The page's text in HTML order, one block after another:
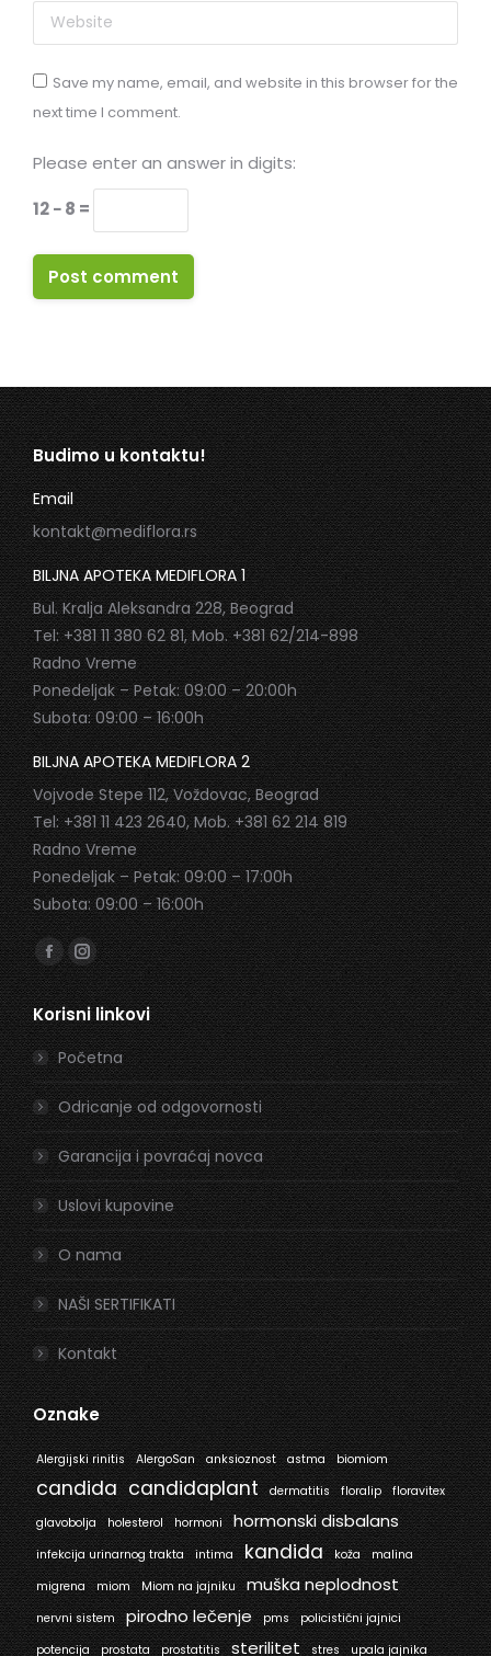
Website
Save my name, email, and website in this browser for the
next time I comment.
Please enter an answer in digits:
12 − 8 =
Post comment
Budimo u kontaktu!
Email
kontakt@mediflora.rs
BILJNA APOTEKA MEDIFLORA 1
Bul. Kralja Aleksandra 228, Beograd
Tel: +381 11 380 62 81, Mob. +381 62/214-898
Radno Vreme
Ponedeljak – Petak: 09:00 – 20:00h
Subota: 09:00 – 16:00h
BILJNA APOTEKA MEDIFLORA 2
Vojvode Stepe 112, Voždovac, Beograd
Tel: +381 11 423 2640, Mob. +381 62 214 819
Radno Vreme
Ponedeljak – Petak: 09:00 – 17:00h
Subota: 09:00 – 16:00h
Find us on:
Facebook
page
opens
in
new
window
Instagram
page
opens
in
new
window
Korisni linkovi
Početna
Odricanje od odgovornosti
Garancija i povraćaj novca
Uslovi kupovine
O nama
NAŠI SERTIFIKATI
Kontakt
Oznake
Alergijski rinitis AlergoSan anksioznost astma biomiom
candida candidaplant dermatitis floralip
floravitex
glavobolja
holesterol hormoni hormonski disbalans
infekcija urinarnog trakta intima kandida koža
malina
migrena
miom Miom na jajniku muška neplodnost
nervni sistem pirodno lečenje pms
policistični jajnici
potencija
prostata prostatitis sterilitet stres upala jajnika